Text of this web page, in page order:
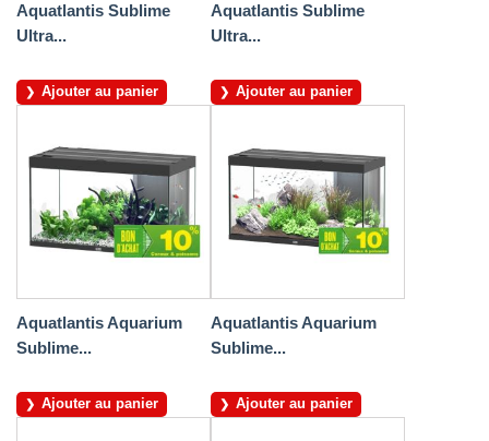
Aquatlantis Sublime
Ultra...
Ajouter au panier
Aquatlantis Sublime
Ultra...
Ajouter au panier
Aquatlantis Aquarium
Sublime...
Ajouter au panier
Aquatlantis Aquarium
Sublime...
Ajouter au panier